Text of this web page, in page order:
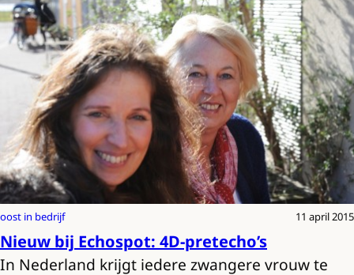
oost in bedrijf 11 april 2015
Nieuw bij Echospot: 4D-pretecho’s
In Nederland krijgt iedere zwangere vrouw te